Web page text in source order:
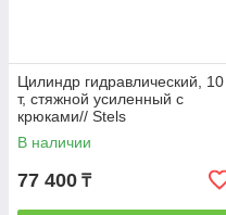
Цилиндр гидравлический, 10
т, стяжной усиленный с
крюками// Stels
В наличии
77 400 ₸